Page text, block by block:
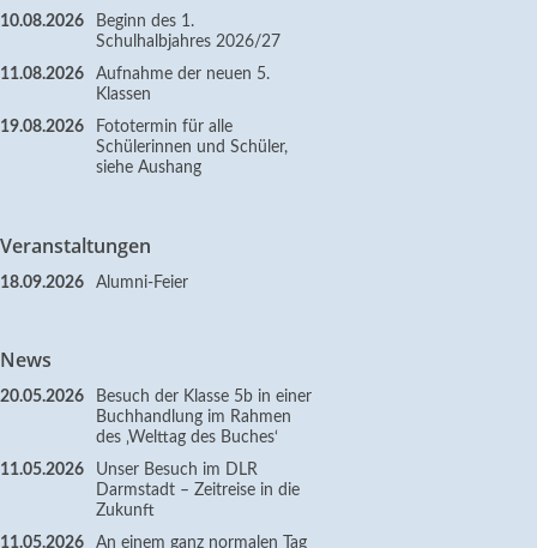
10.08.2026
Beginn des 1.
Schulhalbjahres 2026/27
11.08.2026
Aufnahme der neuen 5.
Klassen
19.08.2026
Fototermin für alle
Schülerinnen und Schüler,
siehe Aushang
Veranstaltungen
18.09.2026 Alumni-Feier
News
20.05.2026
Besuch der Klasse 5b in einer
Buchhandlung im Rahmen
des ‚Welttag des Buches‘
11.05.2026
Unser Besuch im DLR
Darmstadt – Zeitreise in die
Zukunft
11.05.2026
An einem ganz normalen Tag